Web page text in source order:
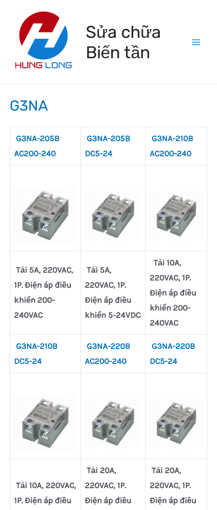
content
Sửa chữa
Biến tần
G3NA
G3NA-205B
AC200-240
G3NA-205B
DC5-24
G3NA-210B
AC200-240
Tải 5A, 220VAC,
1P. Điện áp điều
khiển 200-
240VAC
Tải 5A,
220VAC, 1P.
Điện áp điều
khiển 5-24VDC
Tải 10A,
220VAC, 1P.
Điện áp điều
khiển 200-
240VAC
G3NA-210B
DC5-24
G3NA-220B
AC200-240
G3NA-220B
DC5-24
Tải 10A, 220VAC,
1P. Điện áp điều
Tải 20A,
220VAC, 1P.
Điện áp điều
Tải 20A,
220VAC, 1P.
Điện áp điều